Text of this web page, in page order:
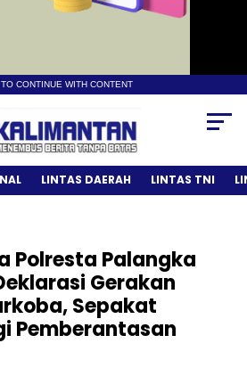
CONTINUE WITH CONTENT
LINTAS DAERAH LINTAS TNI
Polresta Palangka
Gerakan
Sepakat
Pemberantasan